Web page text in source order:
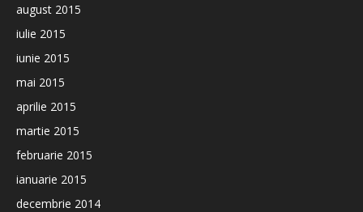
august 2015
iulie 2015
iunie 2015
mai 2015
aprilie 2015
martie 2015
februarie 2015
ianuarie 2015
decembrie 2014